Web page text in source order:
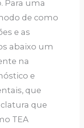
Para uma
de como
e as
abaixo um
na
e
que
que
TEA